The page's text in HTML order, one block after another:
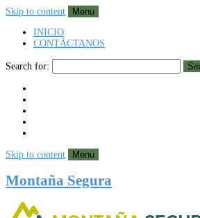
Skip to content
Menu
INICIO
CONTÁCTANOS
Search for:
Skip to content Menu
Montaña Segura